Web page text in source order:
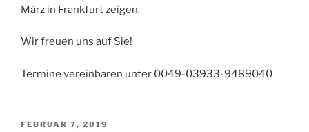
März in Frankfurt zeigen.
Wir freuen uns auf Sie!
Termine vereinbaren unter 0049-03933-9489040
VERÖFFENTLICHT
FEBRUAR 7, 2019